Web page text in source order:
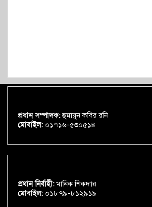
প্রধান সম্পাদক:হুমায়ুন কবির রনি
মোবাইল: ০১৭১৬-৫৩০৫১৪
প্রধান নির্বাহী:মানিক শিকদার
মোবাইল: ০১৮৭৯-৮১২৯১৯